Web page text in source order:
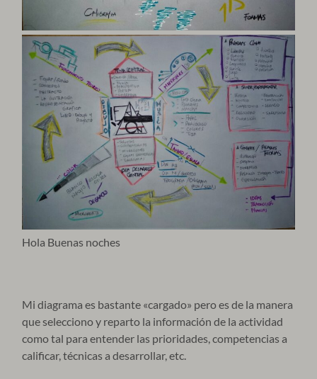
Hola Buenas noches
Mi diagrama es bastante «cargado» pero es de la manera
que selecciono y reparto la información de la actividad
como tal para entender las prioridades, competencias a
calificar, técnicas a desarrollar, etc.